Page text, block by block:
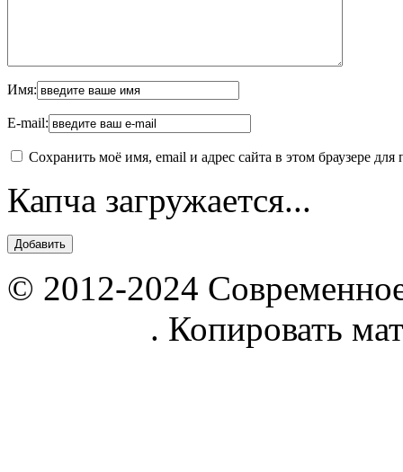
Имя:
E-mail:
Сохранить моё имя, email и адрес сайта в этом браузере
Капча загружается...
© 2012-2024
. Копировать